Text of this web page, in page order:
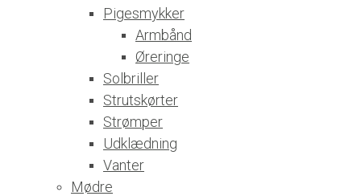
Pigesmykker
Armbånd
Øreringe
Solbriller
Strutskørter
Strømper
Udklædning
Vanter
Mødre